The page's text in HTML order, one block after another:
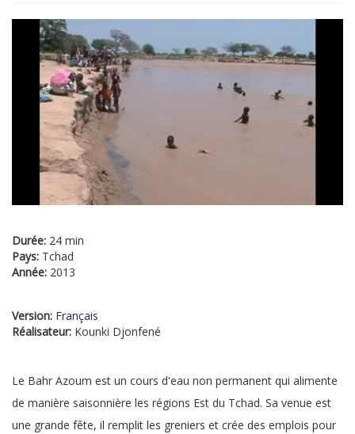
Durée: 24 min
Pays: Tchad
Année: 2013
Version: Français
Réalisateur: Kounki Djonfené
Le Bahr Azoum est un cours d'eau non permanent qui alimente
de manière saisonnière les régions Est du Tchad. Sa venue est
une grande fête, il remplit les greniers et crée des emplois pour